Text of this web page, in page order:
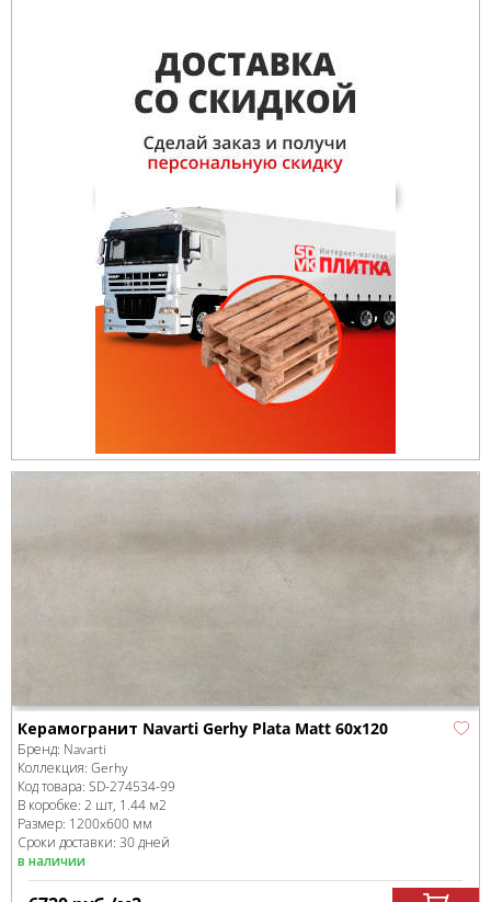
Керамогранит Navarti Gerhy Plata Matt 60x120
Бренд: Navarti
Коллекция: Gerhy
Код товара: SD-274534-99
В коробке: 2 шт, 1.44 м2
Размер: 1200x600 мм
Сроки доставки: 30 дней
в наличии